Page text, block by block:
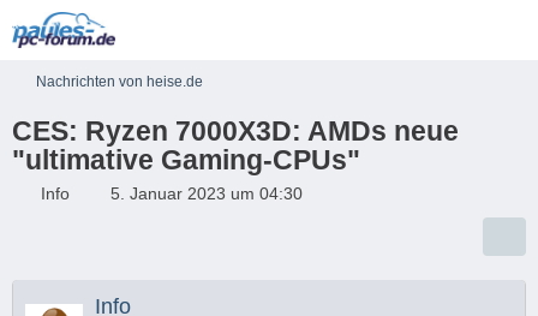
Nachrichten von heise.de
CES: Ryzen 7000X3D: AMDs neue
"ultimative Gaming-CPUs"
Info 5. Januar 2023 um 04:30
Info